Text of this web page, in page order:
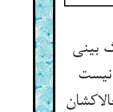
بینی